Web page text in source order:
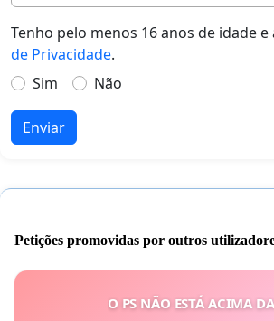
Tenho pelo menos 16 anos de idade e
de Privacidade.
Sim
Não
Enviar
Petições promovidas por outros
O PS NÃO ESTÁ ACIMA